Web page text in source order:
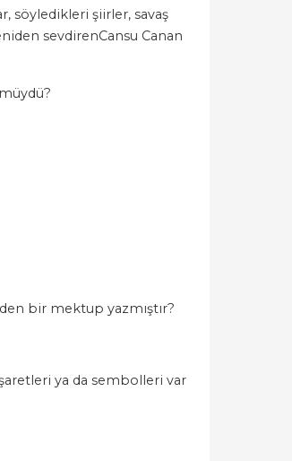
söyledikleri şiirler, savaş
sevdirenCansu Canan
bir mektup yazmıştır?
ya da sembolleri var